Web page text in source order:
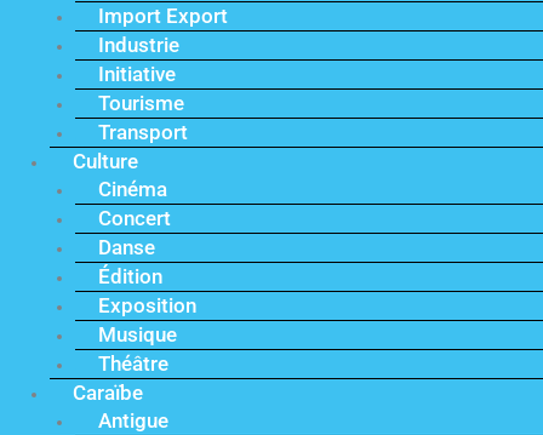
Import Export
Industrie
Initiative
Tourisme
Transport
Culture
Cinéma
Concert
Danse
Édition
Exposition
Musique
Théâtre
Caraïbe
Antigue